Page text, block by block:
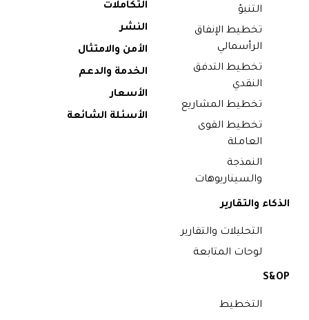
التنبؤ
تخطيط الإنفاق
الرأسمالي
تخطيط التدفق
النقدي
تخطيط المشاريع
تخطيط القوى
العاملة
النمذجة
والسيناريوهات
الذكاء والتقارير
التحليلات والتقارير
لوحات المتابعة
S&OP
التخطيط
التكاملات
النشر
الأمن والامتثال
الخدمة والدعم
الأسعار
الأسئلة الشائعة